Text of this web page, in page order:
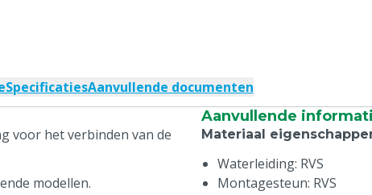
SpecificatiesAanvullende documenten
voor het verbinden van de
modellen.
Aanvullende
Materiaal
Waterleiding: RVS
Montagesteun: RVS